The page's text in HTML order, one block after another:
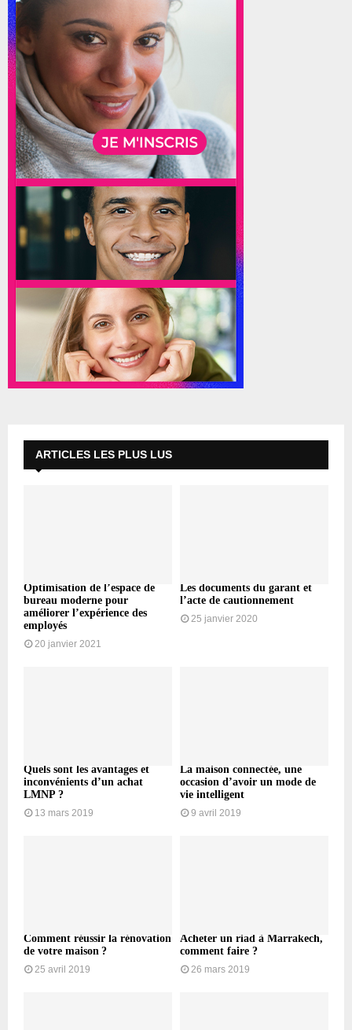
ARTICLES LES PLUS LUS
Optimisation de l’espace de
bureau moderne pour
améliorer l’expérience des
employés
20 janvier 2021
Les documents du garant et
l’acte de cautionnement
25 janvier 2020
Quels sont les avantages et
inconvénients d’un achat
LMNP ?
13 mars 2019
La maison connectée, une
occasion d’avoir un mode de
vie intelligent
9 avril 2019
Comment réussir la rénovation
de votre maison ?
25 avril 2019
Acheter un riad à Marrakech,
comment faire ?
26 mars 2019